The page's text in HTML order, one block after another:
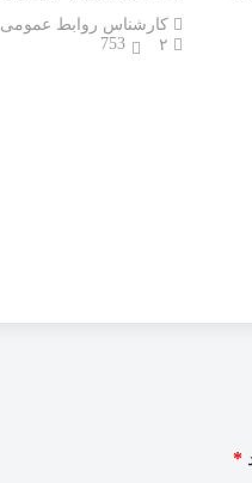
کارشناس روابط عمومی
753
*